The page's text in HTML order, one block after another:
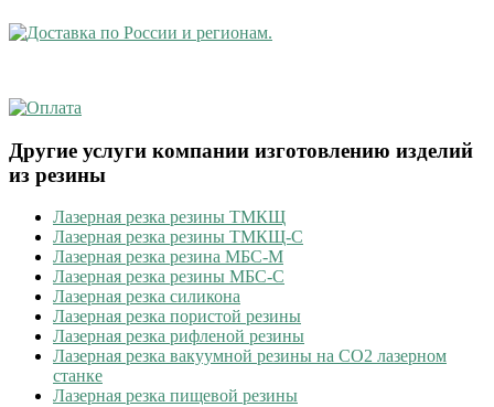
Другие услуги компании изготовлению изделий
из резины
Лазерная резка резины ТМКЩ
Лазерная резка резины ТМКЩ-С
Лазерная резка резина МБС-М
Лазерная резка резины МБС-С
Лазерная резка силикона
Лазерная резка пористой резины
Лазерная резка рифленой резины
Лазерная резка вакуумной резины на CO2 лазерном
станке
Лазерная резка пищевой резины